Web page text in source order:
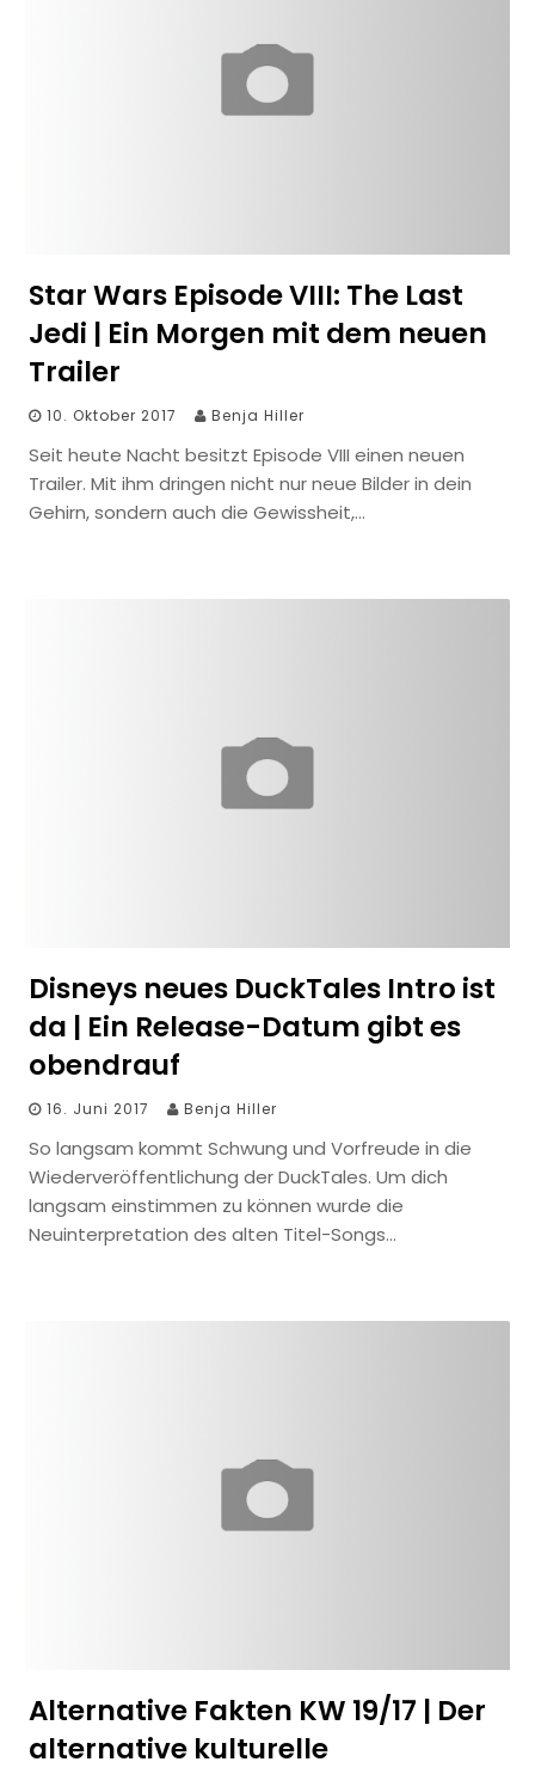
Star Wars Episode VIII: The Last
Jedi | Ein Morgen mit dem neuen
Trailer
10. Oktober 2017 Benja Hiller
Seit heute Nacht besitzt Episode VIII einen neuen
Trailer. Mit ihm dringen nicht nur neue Bilder in dein
Gehirn, sondern auch die Gewissheit,…
Disneys neues DuckTales Intro ist
da | Ein Release-Datum gibt es
obendrauf
16. Juni 2017 Benja Hiller
So langsam kommt Schwung und Vorfreude in die
Wiederveröffentlichung der DuckTales. Um dich
langsam einstimmen zu können wurde die
Neuinterpretation des alten Titel-Songs…
Alternative Fakten KW 19/17 | Der
alternative kulturelle